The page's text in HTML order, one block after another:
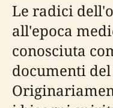
Le radici
all'epoca
conosciuta
documenti